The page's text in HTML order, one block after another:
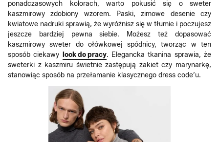
ponadczasowych kolorach, warto pokusić się o sweter
kaszmirowy zdobiony wzorem. Paski, zimowe desenie czy
kwiatowe nadruki sprawią, że wyróżnisz się w tłumie i poczujesz
jeszcze bardziej pewna siebie. Możesz też dopasować
kaszmirowy sweter do ołówkowej spódnicy, tworząc w ten
sposób ciekawy
look do pracy. Elegancka tkanina sprawia, że
sweterki z kaszmiru świetnie zastępują żakiet czy marynarkę,
stanowiąc sposób na przełamanie klasycznego dress code’u.